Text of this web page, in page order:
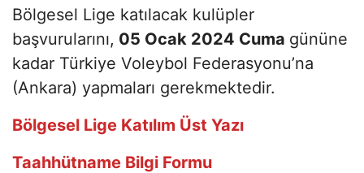
Bölgesel Lige katılacak kulüpler
başvurularını, 05 Ocak 2024 Cuma gününe
kadar Türkiye Voleybol Federasyonu’na
(Ankara) yapmaları gerekmektedir.
Bölgesel Lige Katılım Üst Yazı
Taahhütname Bilgi Formu